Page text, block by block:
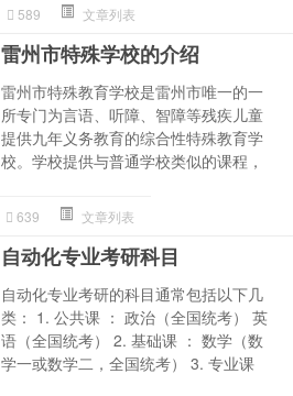
589 文章列表
雷州市特殊学校的介绍
雷州市特殊教育学校是雷州市唯一的一
所专门为言语、听障、智障等残疾儿童
提供九年义务教育的综合性特殊教育学
校。学校提供与普通学校类似的课程，
639 文章列表
自动化专业考研科目
自动化专业考研的科目通常包括以下几
类： 1. 公共课 ： 政治（全国统考） 英
语（全国统考） 2. 基础课 ： 数学（数
学一或数学二，全国统考） 3. 专业课